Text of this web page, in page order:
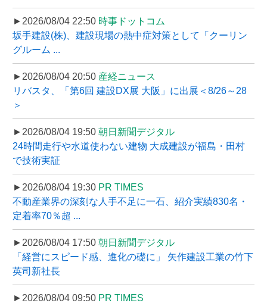
►2026/08/04 22:50 時事ドットコム
坂手建設(株)、建設現場の熱中症対策として「クーリン
グルーム ...
►2026/08/04 20:50 産経ニュース
リバスタ、「第6回 建設DX展 大阪」に出展＜8/26～28
＞
►2026/08/04 19:50 朝日新聞デジタル
24時間走行や水道使わない建物 大成建設が福島・田村
で技術実証
►2026/08/04 19:30 PR TIMES
不動産業界の深刻な人手不足に一石、紹介実績830名・
定着率70％超 ...
►2026/08/04 17:50 朝日新聞デジタル
「経営にスピード感、進化の礎に」 矢作建設工業の竹下
英司新社長
►2026/08/04 09:50 PR TIMES